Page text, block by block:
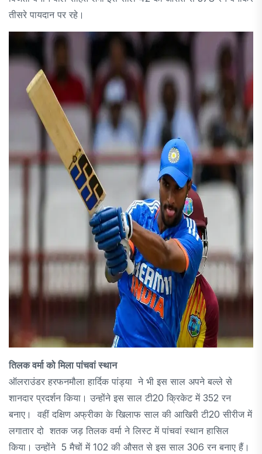
तीसरे पायदान पर रहे।
तिलक वर्मा को मिला पांचवां स्थान
ऑलराउंडर हरफनमौला हार्दिक पांड्या ने भी इस साल अपने बल्ले से
शानदार प्रदर्शन किया। उन्होंने इस साल टी20 क्रिकेट में 352 रन
बनाए। वहीं दक्षिण अफ्रीका के खिलाफ साल की आखिरी टी20 सीरीज में
लगातार दो शतक जड़ तिलक वर्मा ने लिस्ट में पांचवां स्थान हासिल
किया। उन्होंने 5 मैचों में 102 की औसत से इस साल 306 रन बनाए हैं।